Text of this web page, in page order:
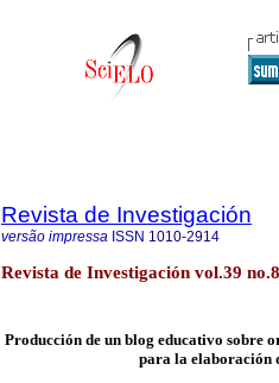
Revista de Investigación
versão impressa ISSN 1010-2914
Revista de Investigación vol.39
Producción de un blog educativo sobre
para la elaboración